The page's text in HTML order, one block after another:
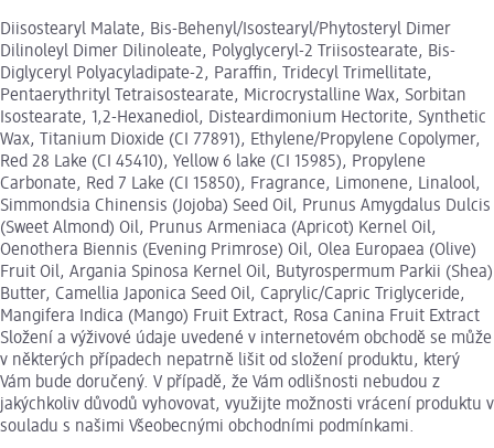
Diisostearyl Malate, Bis-Behenyl/Isostearyl/Phytosteryl Dimer
Dilinoleyl Dimer Dilinoleate, Polyglyceryl-2 Triisostearate, Bis-
Diglyceryl Polyacyladipate-2, Paraffin, Tridecyl Trimellitate,
Pentaerythrityl Tetraisostearate, Microcrystalline Wax, Sorbitan
Isostearate, 1,2-Hexanediol, Disteardimonium Hectorite, Synthetic
Wax, Titanium Dioxide (CI 77891), Ethylene/Propylene Copolymer,
Red 28 Lake (CI 45410), Yellow 6 lake (CI 15985), Propylene
Carbonate, Red 7 Lake (CI 15850), Fragrance, Limonene, Linalool,
Simmondsia Chinensis (Jojoba) Seed Oil, Prunus Amygdalus Dulcis
(Sweet Almond) Oil, Prunus Armeniaca (Apricot) Kernel Oil,
Oenothera Biennis (Evening Primrose) Oil, Olea Europaea (Olive)
Fruit Oil, Argania Spinosa Kernel Oil, Butyrospermum Parkii (Shea)
Butter, Camellia Japonica Seed Oil, Caprylic/Capric Triglyceride,
Mangifera Indica (Mango) Fruit Extract, Rosa Canina Fruit Extract
Složení a výživové údaje uvedené v internetovém obchodě se může
v některých případech nepatrně lišit od složení produktu, který
Vám bude doručený. V případě, že Vám odlišnosti nebudou z
jakýchkoliv důvodů vyhovovat, využijte možnosti vrácení produktu v
souladu s našimi Všeobecnými obchodními podmínkami.